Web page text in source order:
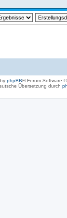
phpBB® Forum Software
Übersetzung durch